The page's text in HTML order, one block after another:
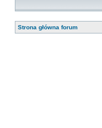
Strona główna forum